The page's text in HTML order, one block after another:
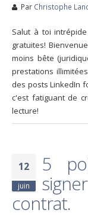
Par Christophe
Salut à toi
gratuites!
moins bête
prestations
des posts LinkedIn
c'est fatiguant de
lecture!
12
juin
5
contrat.